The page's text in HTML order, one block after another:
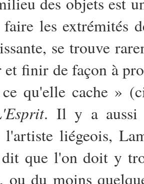
les extrémités
se trouve
finir de façon à
qu'elle cache »
. Il y a aussi
liégeois,
que l'on doit y
ou du moins